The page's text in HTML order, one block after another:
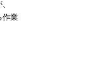
作業